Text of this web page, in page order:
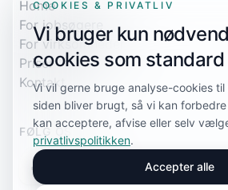
Home
For jobsøgere
For virksomheder
Priser
Kontakt
FØLG OS
COOKIES & PRIVATLIV
Vi bruger kun
cookies som standard
Vi vil gerne bruge analyse-cookies
siden bliver brugt, så vi kan
kan acceptere, afvise eller selv
privatlivspolitikken.
Accepter alle